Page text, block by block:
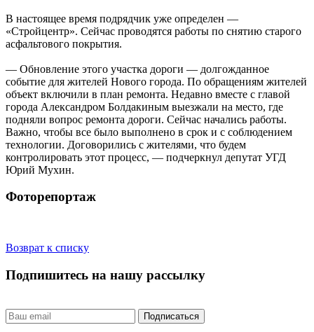
В настоящее время подрядчик уже определен —
«Стройцентр». Сейчас проводятся работы по снятию старого
асфальтового покрытия.
— Обновление этого участка дороги — долгожданное
событие для жителей Нового города. По обращениям жителей
объект включили в план ремонта. Недавно вместе с главой
города Александром Болдакиным выезжали на место, где
подняли вопрос ремонта дороги. Сейчас начались работы.
Важно, чтобы все было выполнено в срок и с соблюдением
технологии. Договорились с жителями, что будем
контролировать этот процесс, — подчеркнул депутат УГД
Юрий Мухин.
Фоторепортаж
Возврат к списку
Подпишитесь на нашу рассылку